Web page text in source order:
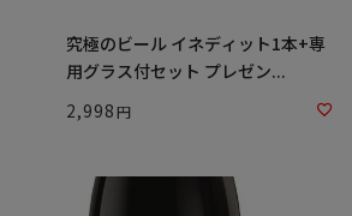
究極のビール イネディット1本+専
用グラス付セット プレゼン...
2,998